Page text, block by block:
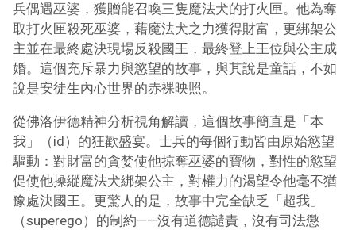
兵偶遇巫婆，獲贈能召喚三隻魔法犬的打火匣。他為奪
取打火匣殺死巫婆，藉魔法犬之力獲得財富，更綁架公
主並在最終處決現場反殺國王，最終登上王位與公主成
婚。這個充斥暴力與慾望的故事，與其說是童話，不如
說是安徒生內心世界的赤裸映照。
從佛洛伊德精神分析視角解讀，這個故事簡直是「本
我」（id）的狂歡盛宴。士兵的每個行動皆由原始慾望
驅動：對財富的貪婪使他掠奪巫婆的寶物，對性的慾望
促使他操縱魔法犬綁架公主，對權力的渴望令他毫不猶
豫處決國王。更驚人的是，故事中完全缺乏「超我」
（superego）的制約——沒有道德譴責，沒有司法懲